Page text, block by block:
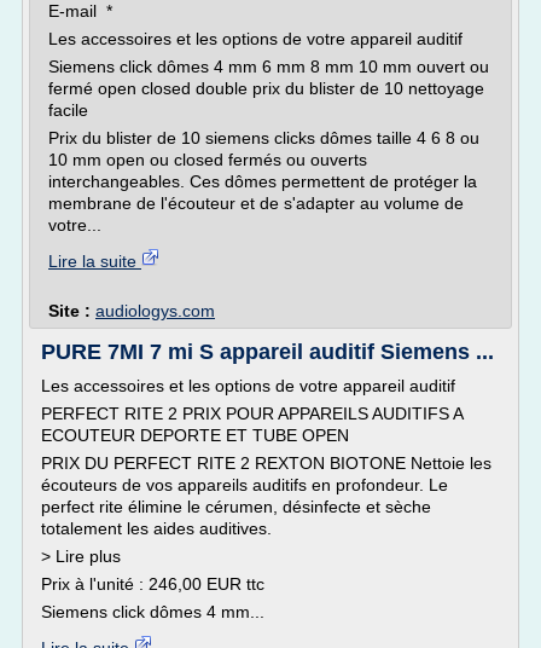
E-mail *
Les accessoires et les options de votre appareil auditif
Siemens click dômes 4 mm 6 mm 8 mm 10 mm ouvert ou
fermé open closed double prix du blister de 10 nettoyage
facile
Prix du blister de 10 siemens clicks dômes taille 4 6 8 ou
10 mm open ou closed fermés ou ouverts
interchangeables. Ces dômes permettent de protéger la
membrane de l'écouteur et de s'adapter au volume de
votre...
Lire la suite
Site : audiologys.com
PURE 7MI 7 mi S appareil auditif Siemens ...
Les accessoires et les options de votre appareil auditif
PERFECT RITE 2 PRIX POUR APPAREILS AUDITIFS A
ECOUTEUR DEPORTE ET TUBE OPEN
PRIX DU PERFECT RITE 2 REXTON BIOTONE Nettoie les
écouteurs de vos appareils auditifs en profondeur. Le
perfect rite élimine le cérumen, désinfecte et sèche
totalement les aides auditives.
> Lire plus
Prix à l'unité : 246,00 EUR ttc
Siemens click dômes 4 mm...